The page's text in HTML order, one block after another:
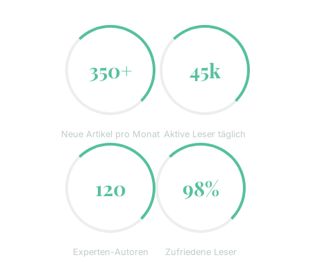
350+
Neue Artikel pro Monat
45k
Aktive Leser täglich
120
Experten-Autoren
98%
Zufriedene Leser